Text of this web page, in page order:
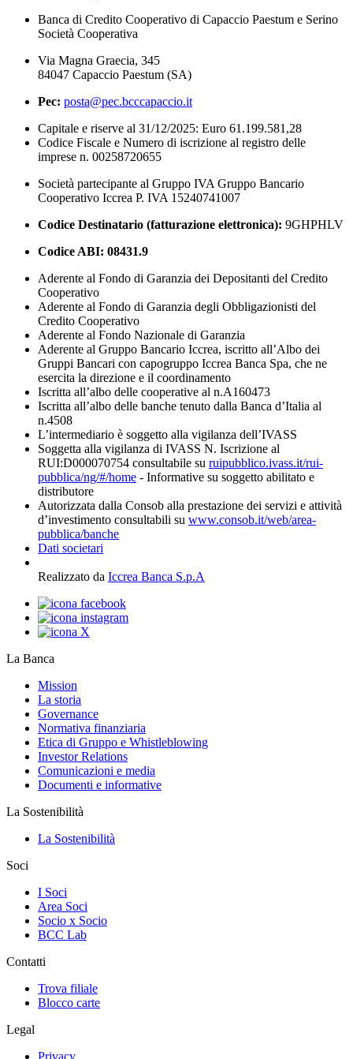
Banca di Credito Cooperativo di Capaccio Paestum e Serino
Società Cooperativa
Via Magna Graecia, 345
84047 Capaccio Paestum (SA)
Pec: posta@pec.bcccapaccio.it
Capitale e riserve al 31/12/2025: Euro 61.199.581,28
Codice Fiscale e Numero di iscrizione al registro delle
imprese n. 00258720655
Società partecipante al Gruppo IVA Gruppo Bancario
Cooperativo Iccrea P. IVA 15240741007
Codice Destinatario (fatturazione elettronica): 9GHPHLV
Codice ABI: 08431.9
Aderente al Fondo di Garanzia dei Depositanti del Credito
Cooperativo
Aderente al Fondo di Garanzia degli Obbligazionisti del
Credito Cooperativo
Aderente al Fondo Nazionale di Garanzia
Aderente al Gruppo Bancario Iccrea, iscritto all’Albo dei
Gruppi Bancari con capogruppo Iccrea Banca Spa, che ne
esercita la direzione e il coordinamento
Iscritta all’albo delle cooperative al n.A160473
Iscritta all’albo delle banche tenuto dalla Banca d’Italia al
n.4508
L’intermediario è soggetto alla vigilanza dell’IVASS
Soggetta alla vigilanza di IVASS N. Iscrizione al
RUI:D000070754 consultabile su ruipubblico.ivass.it/rui-
pubblica/ng/#/home - Informative su soggetto abilitato e
distributore
Autorizzata dalla Consob alla prestazione dei servizi e attività
d’investimento consultabili su www.consob.it/web/area-
pubblica/banche
Dati societari
Realizzato da Iccrea Banca S.p.A
La Banca
Mission
La storia
Governance
Normativa finanziaria
Etica di Gruppo e Whistleblowing
Investor Relations
Comunicazioni e media
Documenti e informative
La Sostenibilità
La Sostenibilità
Soci
I Soci
Area Soci
Socio x Socio
BCC Lab
Contatti
Trova filiale
Blocco carte
Legal
Privacy